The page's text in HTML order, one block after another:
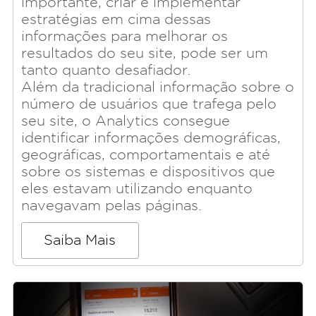
estratégias em cima dessas
informações para melhorar os
resultados do seu site, pode ser um
tanto quanto desafiador.
Além da tradicional informação sobre o
número de usuários que trafega pelo
seu site, o Analytics consegue
identificar informações demográficas,
geográficas, comportamentais e até
sobre os sistemas e dispositivos que
eles estavam utilizando enquanto
navegavam pelas páginas.
Saiba Mais